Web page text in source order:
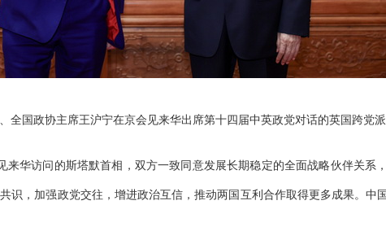
国政协主席王沪宁在京会见来华出席第十四届中英政党对话的英国跨党派
来华访问的斯塔默首相，双方一致同意发展长期稳定的全面战略伙伴关系
识，加强政党交往，增进政治互信，推动两国互利合作取得更多成果。中